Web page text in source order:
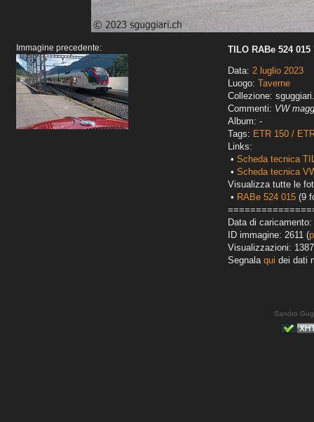
Immagine precedente:
TILO RABe 524
Data: 2 luglio 2023
Luogo: Taverne
Collezione:
Commenti: VW
Album: -
Tags: ETR 150 /
Links:
• Scheda tecnica
• Scheda tecnica
Visualizza tutte le
• RABe 524 015 (9
Data di
ID immagine: 2611 (
Visualizzazioni: 1387
Segnala qui dei dati
Sandro